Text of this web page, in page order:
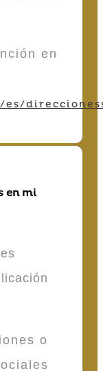
en
en mi
o